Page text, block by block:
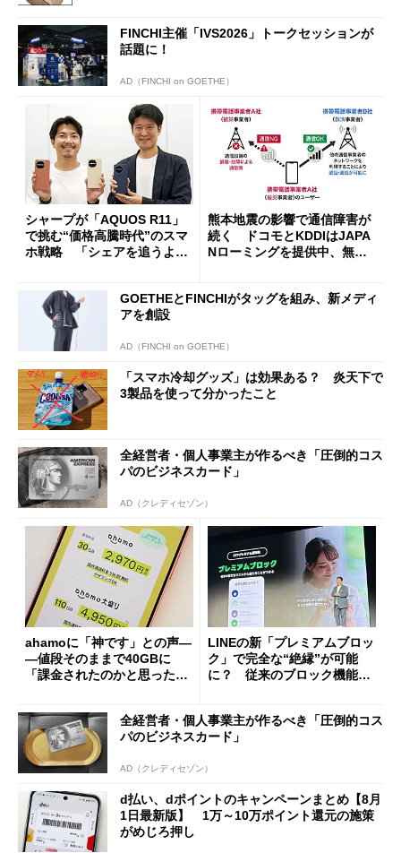
FINCHI主催「IVS2026」トークセッションが
話題に！
AD（FINCHI on GOETHE）
シャープが「AQUOS R11」
で挑む“価格高騰時代”のスマ
ホ戦略 「シェアを追うより
熊本地震の影響で通信障害が
続く ドコモとKDDIはJAPA
Nローミングを提供中、無料
GOETHEとFINCHIがタッグを組み、新メディ
アを創設
AD（FINCHI on GOETHE）
「スマホ冷却グッズ」は効果ある？ 炎天下で
3製品を使って分かったこと
全経営者・個人事業主が作るべき「圧倒的コス
パのビジネスカード」
AD（クレディセゾン）
ahamoに「神です」との声―
―値段そのままで40GBに
「課金されたのかと思った」
LINEの新「プレミアムブロッ
ク」で完全な“絶縁”が可能
に？ 従来のブロック機能と
全経営者・個人事業主が作るべき「圧倒的コス
パのビジネスカード」
AD（クレディセゾン）
d払い、dポイントのキャンペーンまとめ【8月
1日最新版】 1万～10万ポイント還元の施策
がめじろ押し